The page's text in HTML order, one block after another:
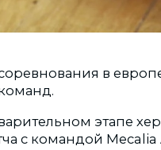
в
этапе
с командой